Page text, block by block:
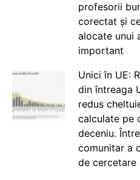
profesorii
corectat și
alocate unui
important
Unici în UE:
din întreaga
redus
calculate pe
deceniu.
comunitar a
de cercetare